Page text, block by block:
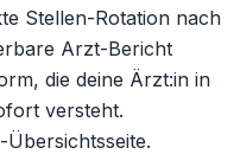
Stellen-Rotation nach
Arzt-Bericht
die deine Ärzt:in in
versteht.
Übersichtsseite.